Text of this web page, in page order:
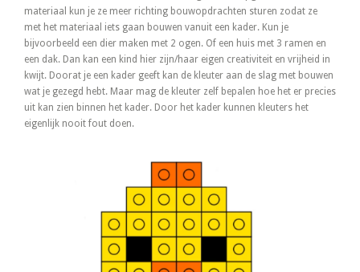
materiaal kun je ze meer richting bouwopdrachten sturen zodat ze
met het materiaal iets gaan bouwen vanuit een kader. Kun je
bijvoorbeeld een dier maken met 2 ogen. Of een huis met 3 ramen en
een dak. Dan kan een kind hier zijn/haar eigen creativiteit en vrijheid in
kwijt. Doorat je een kader geeft kan de kleuter aan de slag met bouwen
wat je gezegd hebt. Maar mag de kleuter zelf bepalen hoe het er precies
uit kan zien binnen het kader. Door het kader kunnen kleuters het
eigenlijk nooit fout doen.